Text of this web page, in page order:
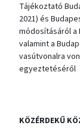
Tájékoztató
2021) és
módosításáról a
valamint a
vasútvonalra
egyeztetéséről
KÖZÉRDEKŰ